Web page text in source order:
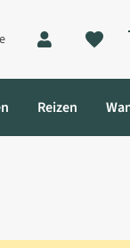
Reizen